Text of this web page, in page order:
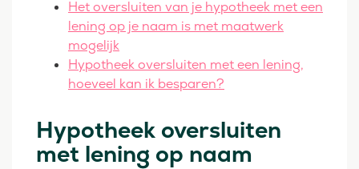
Het oversluiten van je hypotheek met een
lening op je naam is met maatwerk
mogelijk
Hypotheek oversluiten met een lening,
hoeveel kan ik besparen?
Hypotheek oversluiten
met lening op naam